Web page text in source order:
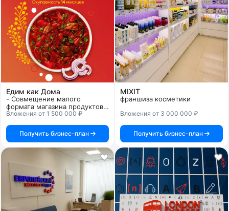
Едим как Дома
- Совмещение малого
формата магазина продуктов
шаговой доступности с
Вложения от 1 500 000 ₽
Получить бизнес-план
MIXIT
франшиза косметики
Вложения от 3 000 000 ₽
Получить бизнес-план